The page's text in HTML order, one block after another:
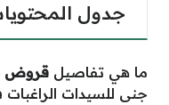
جدول
ما هي تفاصيل قروض
جنى للسيدات